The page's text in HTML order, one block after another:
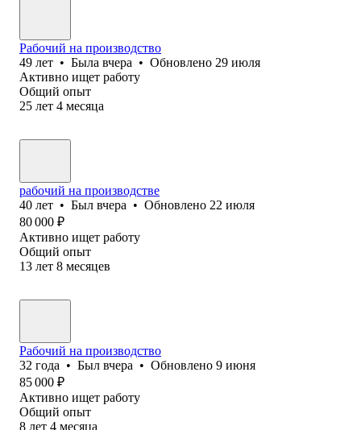
Рабочий на производство
49 лет • Была вчера • Обновлено 29 июля
Активно ищет работу
Общий опыт
25 лет 4 месяца
рабочий на производстве
40 лет • Был вчера • Обновлено 22 июля
80 000 ₽
Активно ищет работу
Общий опыт
13 лет 8 месяцев
Рабочий на производство
32 года • Был вчера • Обновлено 9 июня
85 000 ₽
Активно ищет работу
Общий опыт
8 лет 4 месяца